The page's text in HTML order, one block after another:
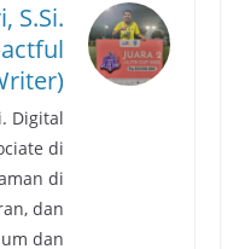
S.Si.
Digital
di
di
dan
dan